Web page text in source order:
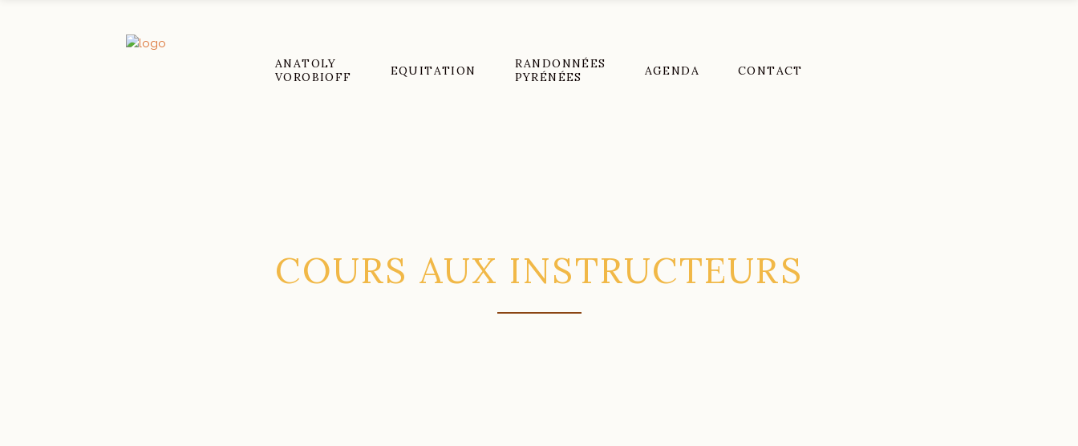
ANATOLY
VOROBIOFF
EQUITATION
RANDONNÉES
PYRÉNÉES
AGENDA CONTACT
COURS AUX INSTRUCTEURS